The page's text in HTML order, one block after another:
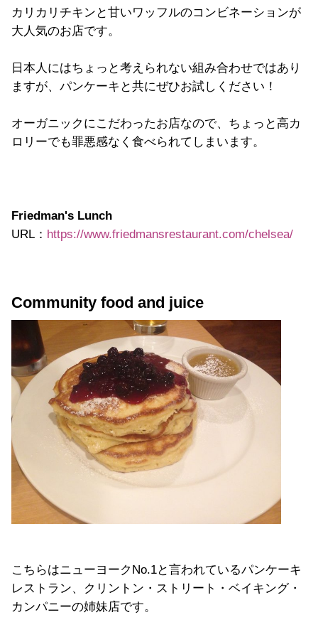
カリカリチキンと甘いワッフルのコンビネーションが
大人気のお店です。
日本人にはちょっと考えられない組み合わせではあり
ますが、パンケーキと共にぜひお試しください！
オーガニックにこだわったお店なので、ちょっと高カ
ロリーでも罪悪感なく食べられてしまいます。
Friedman's Lunch
URL： https://www.friedmansrestaurant.com/chelsea/
Community food and juice
こちらはニューヨークNo.1と言われているパンケーキ
レストラン、クリントン・ストリート・ベイキング・
カンパニーの姉妹店です。